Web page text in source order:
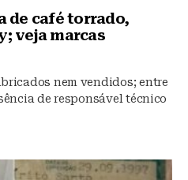
de café torrado,
veja marcas
nem vendidos; entre
de responsável técnico